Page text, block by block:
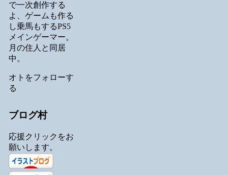
で一次創作する
よ、ゲームも作る
し乗馬もするPS5
メインゲーマー。
月の住人と同居
中。
オトをフォローす
る
ブログ村
応援クリックをお
願いします。